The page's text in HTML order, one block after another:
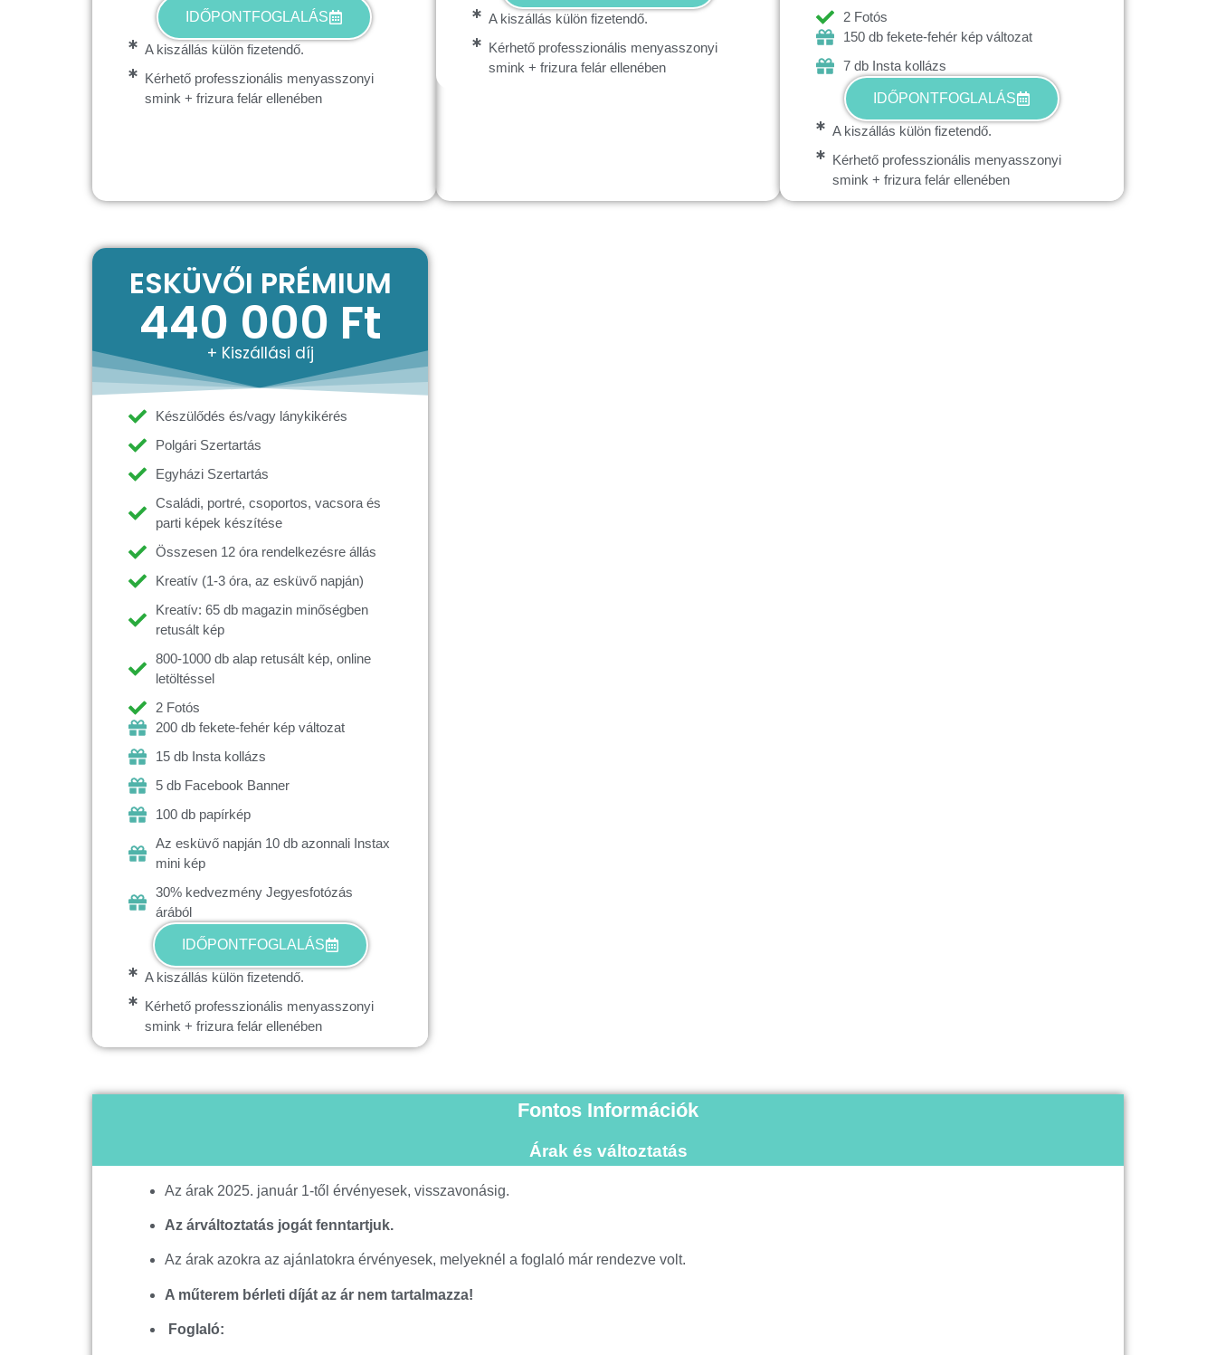
IDŐPONTFOGLALÁS
A kiszállás külön fizetendő.
Kérhető professzionális menyasszonyi
smink + frizura felár ellenében
A kiszállás külön fizetendő.
Kérhető professzionális menyasszonyi
smink + frizura felár ellenében
2 Fotós
150 db fekete-fehér kép változat
7 db Insta kollázs
IDŐPONTFOGLALÁS
A kiszállás külön fizetendő.
Kérhető professzionális menyasszonyi
smink + frizura felár ellenében
ESKÜVŐI PRÉMIUM
440 000 Ft
+ Kiszállási díj
Készülődés és/vagy lánykikérés
Polgári Szertartás
Egyházi Szertartás
Családi, portré, csoportos, vacsora és
parti képek készítése
Összesen 12 óra rendelkezésre állás
Kreatív (1-3 óra, az esküvő napján)
Kreatív: 65 db magazin minőségben
retusált kép
800-1000 db alap retusált kép, online
letöltéssel
2 Fotós
200 db fekete-fehér kép változat
15 db Insta kollázs
5 db Facebook Banner
100 db papírkép
Az esküvő napján 10 db azonnali Instax
mini kép
30% kedvezmény Jegyesfotózás
árából
IDŐPONTFOGLALÁS
A kiszállás külön fizetendő.
Kérhető professzionális menyasszonyi
smink + frizura felár ellenében
Fontos Információk
Árak és változtatás
Az árak 2025. január 1-től érvényesek, visszavonásig.
Az árváltoztatás jogát fenntartjuk.
Az árak azokra az ajánlatokra érvényesek, melyeknél a foglaló már rendezve volt.
A műterem bérleti díját az ár nem tartalmazza!
Foglaló: